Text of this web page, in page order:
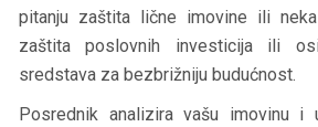
pitanju zaštita lične imovine ili
zaštita poslovnih investicija ili
sredstava za bezbrižniju budućnost.
Posrednik analizira vašu imovinu i